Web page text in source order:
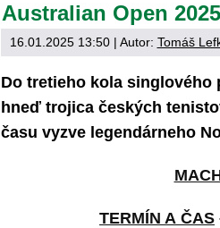
Australian Open
16.01.2025 13:50| Autor: Tomáš
Do tretieho kola singlového
hneď trojica českých
času vyzve legendárneho
TERMÍN A ČAS